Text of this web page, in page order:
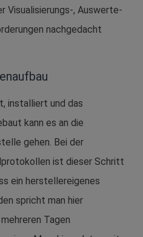
Visualisierungs-, Auswerte-
nachgedacht
installiert und das
kann es an die
gehen. Bei der
ist dieser Schritt
ein herstellereigenes
spricht man hier
Tagen